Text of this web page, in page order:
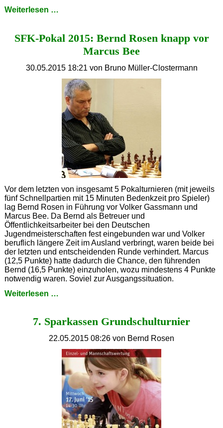
Weiterlesen …
SFK-Pokal 2015: Bernd Rosen knapp vor
Marcus Bee
30.05.2015 18:21 von Bruno Müller-Clostermann
Vor dem letzten von insgesamt 5 Pokalturnieren (mit jeweils
fünf Schnellpartien mit 15 Minuten Bedenkzeit pro Spieler)
lag Bernd Rosen in Führung vor Volker Gassmann und
Marcus Bee. Da Bernd als Betreuer und
Öffentlichkeitsarbeiter bei den Deutschen
Jugendmeisterschaften fest eingebunden war und Volker
beruflich längere Zeit im Ausland verbringt, waren beide bei
der letzten und entscheidenden Runde verhindert. Marcus
(12,5 Punkte) hatte dadurch die Chance, den führenden
Bernd (16,5 Punkte) einzuholen, wozu mindestens 4 Punkte
notwendig waren. Soviel zur Ausgangssituation.
Weiterlesen …
Bernd
knapp
Marcus
Bee
7. Sparkassen Grundschulturnier
22.05.2015 08:26 von Bernd Rosen